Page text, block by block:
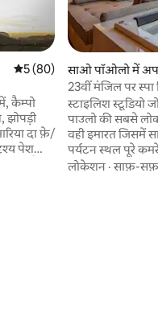
औसत रेटिंग 5 में से 5, 80
5 (80)
झोपड़ी
दा फ़े/
पेश
है।
साओ पॉओलो में
23वीं मंजिल पर
पाउलो का केंद्र
स्टाइलिश स्टूडियो
पाउलो की सबसे
वही इमारत जिसमें साम्पा
पर्यटन स्थल पूरे कमरे में एयर कंडीशनिंग स्ट्रीमिंग
वाला 85" स्मार्ट टीवी, रसोई
लोकेशन ·साफ़-